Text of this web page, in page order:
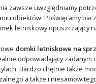
zawsze uwzględniamy
obiektów. Poświęcamy
letniskowy opuszczający
domki letniskowe na
odpowiadający zadanym
Bardzo chętnie także
a także i